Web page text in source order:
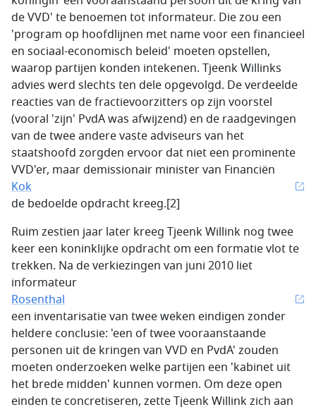
de VVD' te benoemen tot informateur. Die zou een
'program op hoofdlijnen met name voor een financieel
en sociaal-economisch beleid' moeten opstellen,
waarop partijen konden intekenen. Tjeenk Willinks
advies werd slechts ten dele opgevolgd. De verdeelde
reacties van de fractievoorzitters op zijn voorstel
(vooral 'zijn' PvdA was afwijzend) en de raadgevingen
van de twee andere vaste adviseurs van het
staatshoofd zorgden ervoor dat niet een prominente
VVD'er, maar demissionair minister van Financiën
Kok
de bedoelde opdracht kreeg.[2]
Ruim zestien jaar later kreeg Tjeenk Willink nog twee
keer een koninklijke opdracht om een formatie vlot te
trekken. Na de verkiezingen van juni 2010 liet
informateur
Rosenthal
een inventarisatie van twee weken eindigen zonder
heldere conclusie: 'een of twee vooraanstaande
personen uit de kringen van VVD en PvdA' zouden
moeten onderzoeken welke partijen een 'kabinet uit
het brede midden' kunnen vormen. Om deze open
einden te concretiseren, zette Tjeenk Willink zich aan